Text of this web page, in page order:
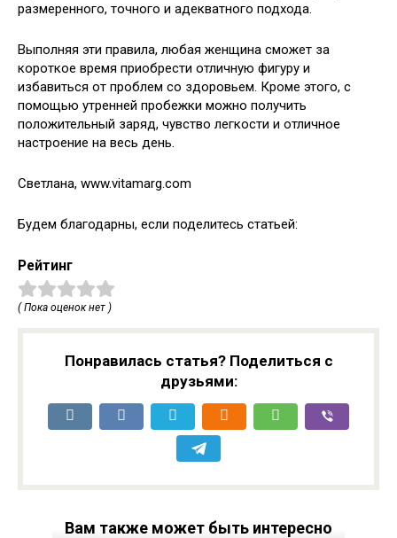
размеренного, точного и адекватного подхода.
Выполняя эти правила, любая женщина сможет за
короткое время приобрести отличную фигуру и
избавиться от проблем со здоровьем. Кроме этого, с
помощью утренней пробежки можно получить
положительный заряд, чувство легкости и отличное
настроение на весь день.
Светлана, www.vitamarg.com
Будем благодарны, если поделитесь статьей:
Рейтинг
( Пока оценок нет )
Понравилась статья? Поделиться с
друзьями:
Вам также может быть интересно